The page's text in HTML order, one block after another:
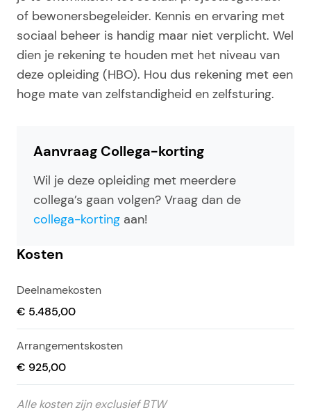
of bewonersbegeleider. Kennis en ervaring met
sociaal beheer is handig maar niet verplicht. Wel
dien je rekening te houden met het niveau van
deze opleiding (HBO). Hou dus rekening met een
hoge mate van zelfstandigheid en zelfsturing.
Aanvraag Collega-korting
Wil je deze opleiding met meerdere
collega’s gaan volgen? Vraag dan de
collega-korting aan!
Kosten
Deelnamekosten
€ 5.485,00
Arrangementskosten
€ 925,00
Alle kosten zijn exclusief BTW